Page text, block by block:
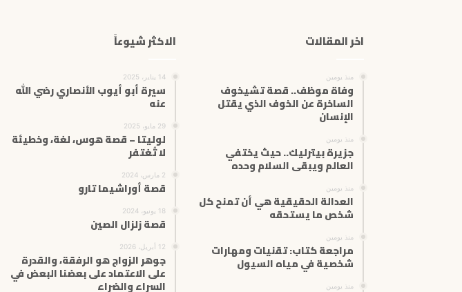
اخر المقالات
منذ يومين
وفاة موظف.. قصة تشيخوف
الساخرة عن الخوف الذي يقتل
الإنسان
منذ يومين
جزيرة بيترليك.. حيث يختفي
العالم ويبقى السلام وحده
منذ يومين
العدالة الحقيقية هي أن تمنح كل
شخص ما يستحقه
منذ يومين
مراجعة كتاب: تقنيات ومهارات
شخصية في مياه السيول
منذ يومين
الاكثر شيوعاً
14 يناير، 2025
سيرة أبو أيوب الأنصاري رضي الله
عنه
29 مايو، 2025
لوليتا – قصة هوس، لغة، وخطيئة
لا تُغتفر
2 مارس، 2024
قصة أوراشيما تارو
18 يونيو، 2024
قصة زلزال الصين
12 أبريل، 2026
جوهر الزواج هو الرفقة، والقدرة
على الاعتماد على بعضنا البعض في
السراء والضراء